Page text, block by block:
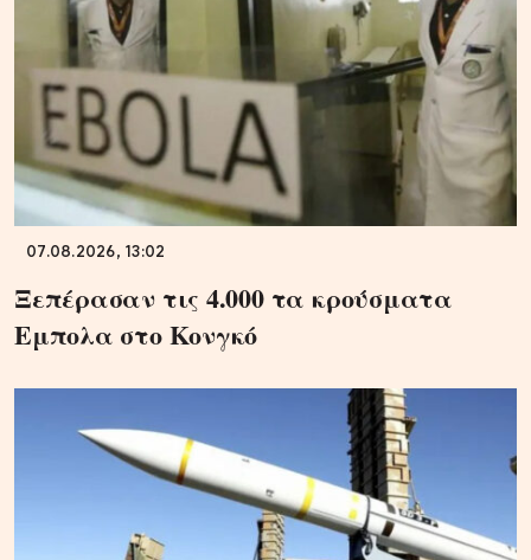
07.08.2026, 13:02
Ξεπέρασαν τις 4.000 τα κρούσματα
Εμπολα στο Κονγκό